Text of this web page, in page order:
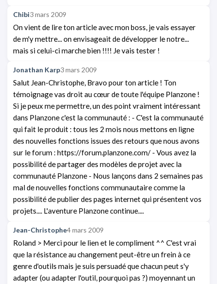
Chibi3 mars 2009
On vient de lire ton article avec mon boss, je vais essayer
de m'y mettre... on envisageait de développer le notre...
mais si celui-ci marche bien !!!! Je vais tester !
Jonathan Karp3 mars 2009
Salut Jean-Christophe, Bravo pour ton article ! Ton
témoignage vas droit au cœur de toute l'équipe Planzone !
Si je peux me permettre, un des point vraiment intéressant
dans Planzone c'est la communauté : - C'est la communauté
qui fait le produit : tous les 2 mois nous mettons en ligne
des nouvelles fonctions issues des retours que nous avons
sur le forum : https://forum.planzone.com/ - Vous avez la
possibilité de partager des modèles de projet avec la
communauté Planzone - Nous lançons dans 2 semaines pas
mal de nouvelles fonctions communautaire comme la
possibilité de publier des pages internet qui présentent vos
projets.... L'aventure Planzone continue....
Jean-Christophe4 mars 2009
Roland > Merci pour le lien et le compliment ^^ C'est vrai
que la résistance au changement peut-être un frein à ce
genre d'outils mais je suis persuadé que chacun peut s'y
adapter (ou adapter l'outil, pourquoi pas ?) moyennant un